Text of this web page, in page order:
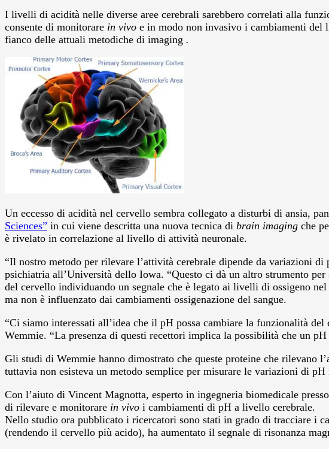
I livelli di acidità nelle diverse aree cerebrali sarebbero correlati alla
consente di monitorare in vivo e in modo non invasivo i cambiamenti del
fianco delle attuali metodiche di imaging .
Un eccesso di acidità nel cervello sembra collegato a disturbi di ansia,
Sciences” in cui viene descritta una nuova tecnica di brain imaging che
è rivelato in correlazione al livello di attività neuronale.
“Il nostro metodo per rilevare l’attività cerebrale dipende da variazioni
psichiatria all’Università dello Iowa. “Questo ci dà un altro strumento
del cervello individuando un segnale che è legato ai livelli di ossigeno
ma non è influenzato dai cambiamenti ossigenazione del sangue.
“Ci siamo interessati all’idea che il pH possa cambiare la funzionalità
Wemmie. “La presenza di questi recettori implica la possibilità che un
Gli studi di Wemmie hanno dimostrato che queste proteine che rilevano
tuttavia non esisteva un metodo semplice per misurare le variazioni di
Con l’aiuto di Vincent Magnotta, esperto in ingegneria biomedicale
di rilevare e monitorare in vivo i cambiamenti di pH a livello cerebrale.
Nello studio ora pubblicato i ricercatori sono stati in grado di tracciare i
(rendendo il cervello più acido), ha aumentato il segnale di risonanza